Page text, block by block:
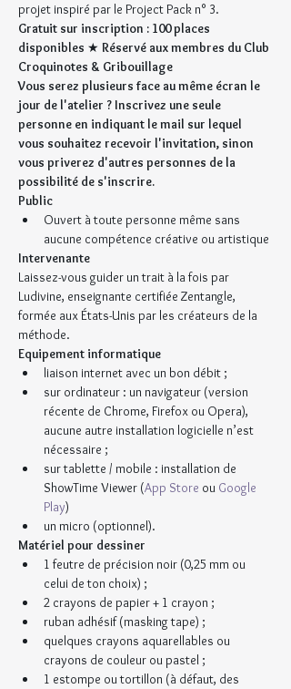
projet inspiré par le Project Pack n° 3.
Gratuit sur inscription : 100 places
disponibles ★ Réservé aux membres du Club
Croquinotes & Gribouillage
Vous serez plusieurs face au même écran le
jour de l'atelier ? Inscrivez une seule
personne en indiquant le mail sur lequel
vous souhaitez recevoir l'invitation, sinon
vous priverez d'autres personnes de la
possibilité de s'inscrire.
Public
Ouvert à toute personne même sans
aucune compétence créative ou artistique
Intervenante
Laissez-vous guider un trait à la fois par
Ludivine, enseignante certifiée Zentangle,
formée aux États-Unis par les créateurs de la
méthode.
Equipement informatique
liaison internet avec un bon débit ;
sur ordinateur : un navigateur (version
récente de Chrome, Firefox ou Opera),
aucune autre installation logicielle n’est
nécessaire ;
sur tablette / mobile : installation de
ShowTime Viewer (App Store ou Google
Play)
un micro (optionnel).
Matériel pour dessiner
1 feutre de précision noir (0,25 mm ou
celui de ton choix) ;
2 crayons de papier + 1 crayon ;
ruban adhésif (masking tape) ;
quelques crayons aquarellables ou
crayons de couleur ou pastel ;
1 estompe ou tortillon (à défaut, des